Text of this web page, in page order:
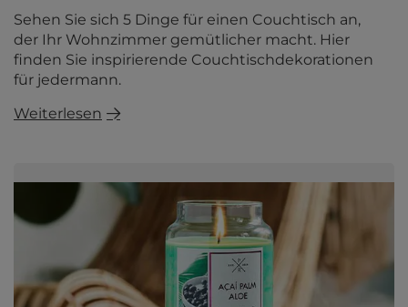
Sehen Sie sich 5 Dinge für einen Couchtisch an,
der Ihr Wohnzimmer gemütlicher macht. Hier
finden Sie inspirierende Couchtischdekorationen
für jedermann.
Weiterlesen